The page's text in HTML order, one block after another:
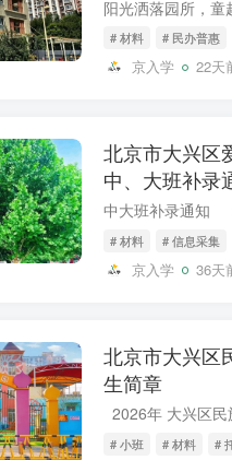
# 材料 # 民办普惠
京入学 22天
北京市大兴区
中、大班补录
# 材料 # 信息采集
京入学 36天
北京市大兴区
生简章
# 小班 # 材料 #